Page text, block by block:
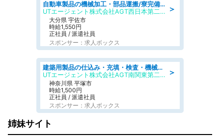
＞
自動車製品の機械加工・部品運搬/寮完備/日払い/工場・製造
UTエージェント株式会社AGT西日本第二CU
大分県 宇佐市
時給1,550円
正社員 / 派遣社員
スポンサー：求人ボックス
＞
建築用製品の仕込み・充填・検査・機械操作/寮完備/日払い/工場・製造
UTエージェント株式会社AGT南関東第二CU
神奈川県 平塚市
時給1,500円
正社員 / 派遣社員
スポンサー：求人ボックス
姉妹サイト